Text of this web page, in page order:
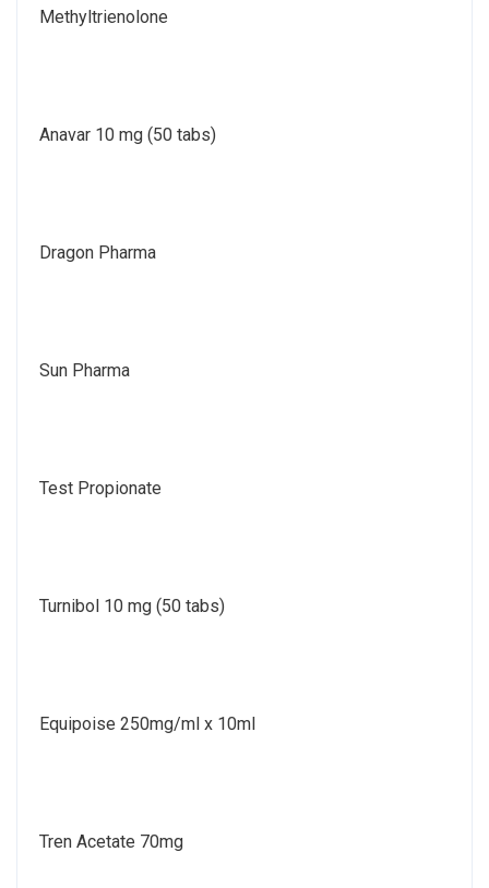
Methyltrienolone
Anavar 10 mg (50 tabs)
Dragon Pharma
Sun Pharma
Test Propionate
Turnibol 10 mg (50 tabs)
Equipoise 250mg/ml x 10ml
Tren Acetate 70mg